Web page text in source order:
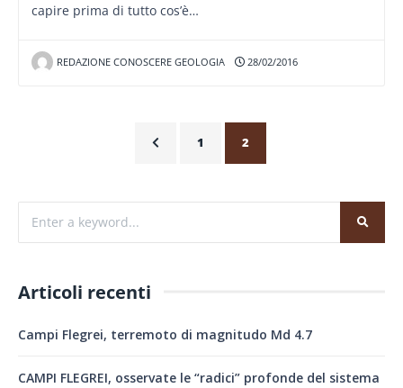
capire prima di tutto cos’è…
REDAZIONE CONOSCERE GEOLOGIA 28/02/2016
1 2
Articoli recenti
Campi Flegrei, terremoto di magnitudo Md 4.7
CAMPI FLEGREI, osservate le “radici” profonde del sistema